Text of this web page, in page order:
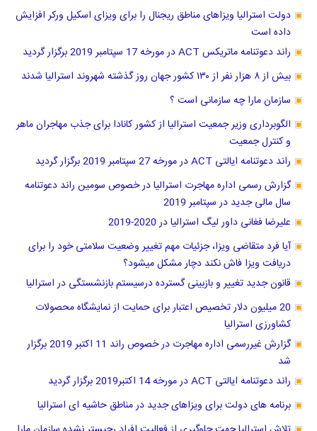
دولت استرالیا ویزاهای مناطق ریجنال را برای ویزای اسکیل ورکر افزایش
داده است
راند دعوتنامه ماتریکس ACT در مورخه 17 سپتامبر 2019 برگزار گردید
بیش از ۸ هزار نفر از ۱۳۰ کشور جهان روز گذشته شهروند استرالیا شدند
سازمان مارا چه سازمانی است ؟
الگوبرداری وزیر جمعیت استرالیا از کشور کانادا برای جذب مهاجران ماهر
و کنترل جمعیت
راند دعوتنامه ایالتی ACT در مورخه 27 سپتامبر 2019 برگزار گردید
گزارش رسمی اداره مهاجرت استرالیا در خصوص سومین راند دعوتنامه
سال مالی جدید در سپتامبر 2019
علیرضا فغانی داور لیگ استرالیا در 2020-2019
آیا فرد متقاضی ویزا، جزئیات مهم تغییر وضعیت سلامتی خود را برای
دریافت ویزا فاش نکند دچار مشکل میشود؟
قانون جدید تغییر و بازبینی گسترده درسیستم بازنشستگی در استرالیا
20 میلیون دلار تخصیص اعتبار برای حمایت از نمایشگاه محصولات
کشاورزی استرالیا
گزارش غیررسمی اداره مهاجرت در خصوص راند 11 اکتبر 2019 برگزار
شد
راند دعوتنامه ایالتی ACT در مورخه 14 اکتبر2019 برگزار گردید
برنامه های دولت برای ویزاهای جدید در مناطق حاشیه ای استرالیا